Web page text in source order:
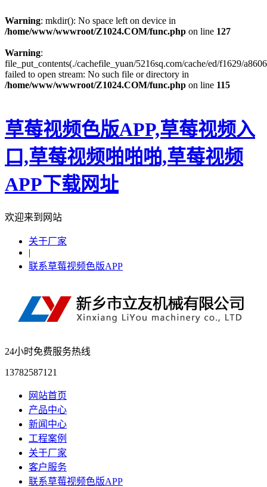
Warning: mkdir(): No space left on device in
/home/www/wwwroot/Z1024.COM/func.php on line 127
Warning:
file_put_contents(./cachefile_yuan/5216sq.com/cache/ed/f1629/
failed to open stream: No such file or directory in
/home/www/wwwroot/Z1024.COM/func.php on line 115
草莓视频色版APP,草莓视频入
口,草莓视频啪啪啪,草莓视频
APP下载网址
欢迎来到网站
关于厂家
|
联系草莓视频色版APP
24小时免费服务热线
13782587121
网站首页
产品中心
新闻中心
工程案例
关于厂家
客户服务
联系草莓视频色版APP